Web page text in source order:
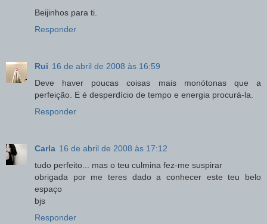
Beijinhos para ti.
Responder
Rui 16 de abril de 2008 às 16:59
Deve haver poucas coisas mais monótonas que a
perfeição. E é desperdício de tempo e energia procurá-la.
Responder
Carla 16 de abril de 2008 às 17:12
tudo perfeito... mas o teu culmina fez-me suspirar
obrigada por me teres dado a conhecer este teu belo
espaço
bjs
Responder